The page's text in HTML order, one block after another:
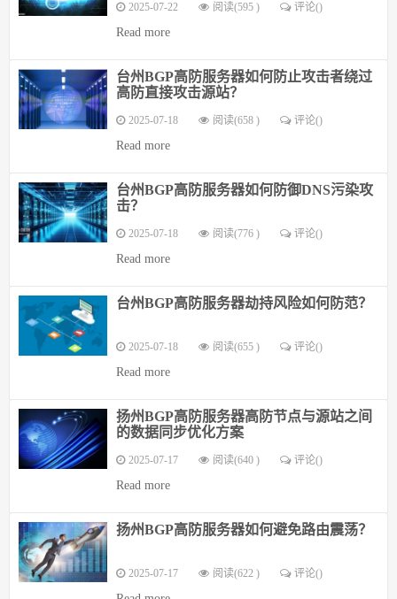
2025-07-22 阅读(595 ) 评论()
Read more
台州BGP高防服务器如何防止攻击者绕过
高防直接攻击源站？
2025-07-18 阅读(658 ) 评论()
Read more
台州BGP高防服务器如何防御DNS污染攻
击？
2025-07-18 阅读(776 ) 评论()
Read more
台州BGP高防服务器劫持风险如何防范？
2025-07-18 阅读(655 ) 评论()
Read more
扬州BGP高防服务器高防节点与源站之间
的数据同步优化方案
2025-07-17 阅读(640 ) 评论()
Read more
扬州BGP高防服务器如何避免路由震荡？
2025-07-17 阅读(622 ) 评论()